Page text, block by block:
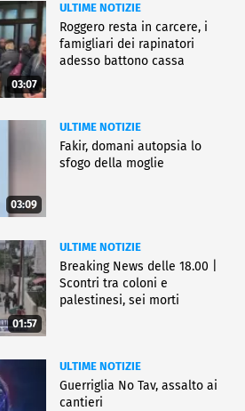
03:07
ULTIME NOTIZIE
Roggero resta in carcere, i
famigliari dei rapinatori
adesso battono cassa
03:09
ULTIME NOTIZIE
Fakir, domani autopsia lo
sfogo della moglie
01:57
ULTIME NOTIZIE
Breaking News delle 18.00 |
Scontri tra coloni e
palestinesi, sei morti
ULTIME NOTIZIE
Guerriglia No Tav, assalto ai
cantieri